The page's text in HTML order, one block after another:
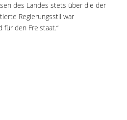
des Landes stets über die der
Regierungsstil war
den Freistaat.“